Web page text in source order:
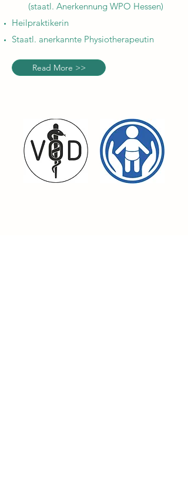
(staatl. Anerkennung WPO Hessen)
Heilpraktikerin
Staatl. anerkannte Physiotherapeutin
Read More >>